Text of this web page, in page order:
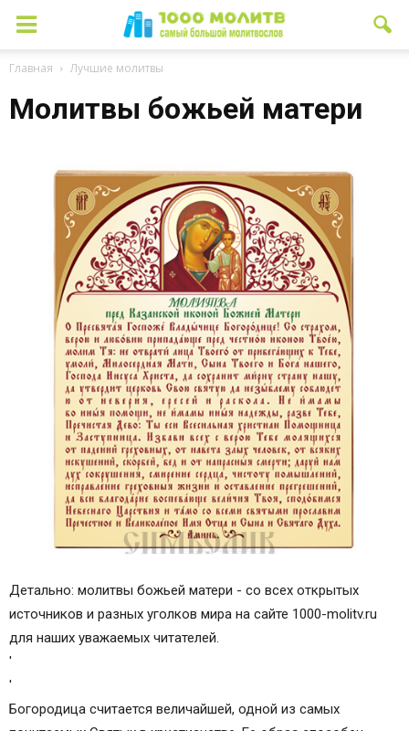
Главная Лучшие молитвы
Молитвы божьей матери
Детально: молитвы божьей матери - со всех открытых
источников и разных уголков мира на сайте 1000-molitv.ru
для наших уважаемых читателей.
'
'
Богородица считается величайшей, одной из самых